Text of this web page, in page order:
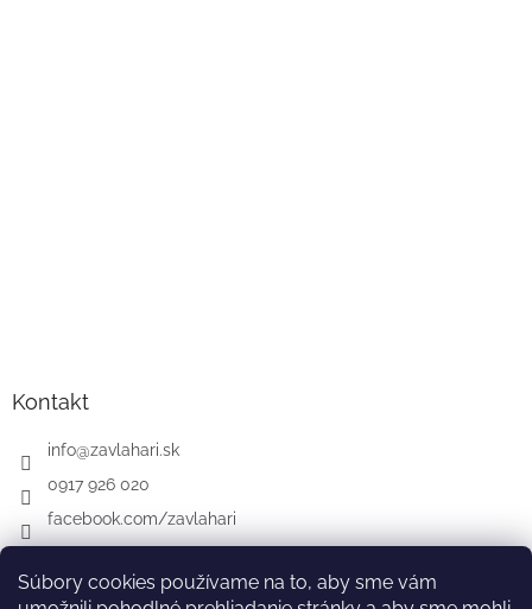
Súbory cookies používame na to, aby sme vám
Kontakt
info@zavlahari.sk
0917 926 020
facebook.com/zavlahari